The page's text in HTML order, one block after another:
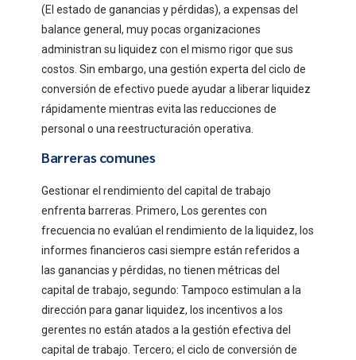
(El estado de ganancias y pérdidas), a expensas del
balance general, muy pocas organizaciones
administran su liquidez con el mismo rigor que sus
costos. Sin embargo, una gestión experta del ciclo de
conversión de efectivo puede ayudar a liberar liquidez
rápidamente mientras evita las reducciones de
personal o una reestructuración operativa.
Barreras comunes
Gestionar el rendimiento del capital de trabajo
enfrenta barreras. Primero, Los gerentes con
frecuencia no evalúan el rendimiento de la liquidez, los
informes financieros casi siempre están referidos a
las ganancias y pérdidas, no tienen métricas del
capital de trabajo, segundo: Tampoco estimulan a la
dirección para ganar liquidez, los incentivos a los
gerentes no están atados a la gestión efectiva del
capital de trabajo. Tercero; el ciclo de conversión de